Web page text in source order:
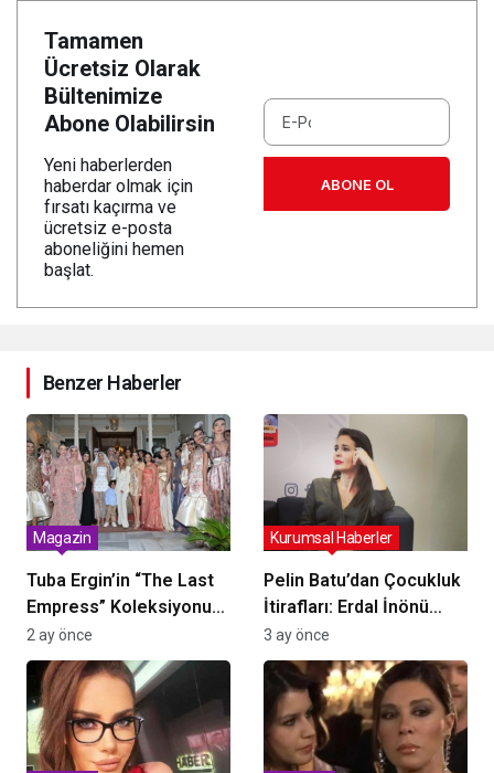
Tamamen
Ücretsiz Olarak
Bültenimize
Abone Olabilirsin
Yeni haberlerden
haberdar olmak için
fırsatı kaçırma ve
ücretsiz e-posta
aboneliğini hemen
başlat.
ABONE OL
Benzer Haberler
Tuba Ergin’in “The Last
Empress” Koleksiyonu
Büyükada’da Tanıtıldı:
Tarih ve Zarafet Buluştu
Magazin
2 ay önce
Pelin Batu’dan Çocukluk
İtirafları: Erdal İnönü
Hayranlığı
Kurumsal Haberler
3 ay önce